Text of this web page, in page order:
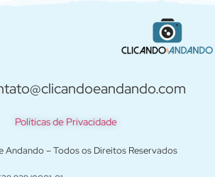
Políticas de Privacidade
– Todos os Direitos Reservados